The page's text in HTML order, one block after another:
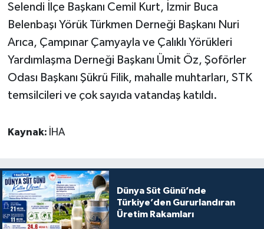
Selendi İlçe Başkanı Cemil Kurt, İzmir Buca
Belenbaşı Yörük Türkmen Derneği Başkanı Nuri
Arıca, Çampınar Çamyayla ve Çalıklı Yörükleri
Yardımlaşma Derneği Başkanı Ümit Öz, Şoförler
Odası Başkanı Şükrü Filik, mahalle muhtarları, STK
temsilcileri ve çok sayıda vatandaş katıldı.
Kaynak: İHA
Dünya Süt Günü’nde
Türkiye’den Gururlandıran
Üretim Rakamları